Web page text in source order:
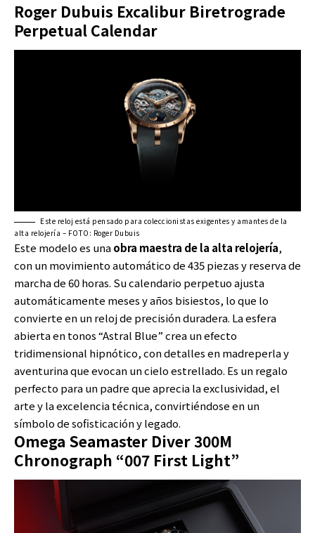
Roger Dubuis Excalibur Biretrograde
Perpetual Calendar
Este reloj está pensado para coleccionistas exigentes y amantes de la
alta relojería – FOTO: Roger Dubuis
Este modelo es unaobra maestra de la alta relojería,
con un movimiento automático de 435 piezas y reserva de
marcha de 60 horas. Su calendario perpetuo ajusta
automáticamente meses y años bisiestos, lo que lo
convierte en un reloj de precisión duradera. La esfera
abierta en tonos “Astral Blue” crea un efecto
tridimensional hipnótico, con detalles en madreperla y
aventurina que evocan un cielo estrellado. Es un regalo
perfecto para un padre que aprecia la exclusividad, el
arte y la excelencia técnica, convirtiéndose en un
símbolo de sofisticación y legado.
Omega Seamaster Diver 300M
Chronograph “007 First Light”